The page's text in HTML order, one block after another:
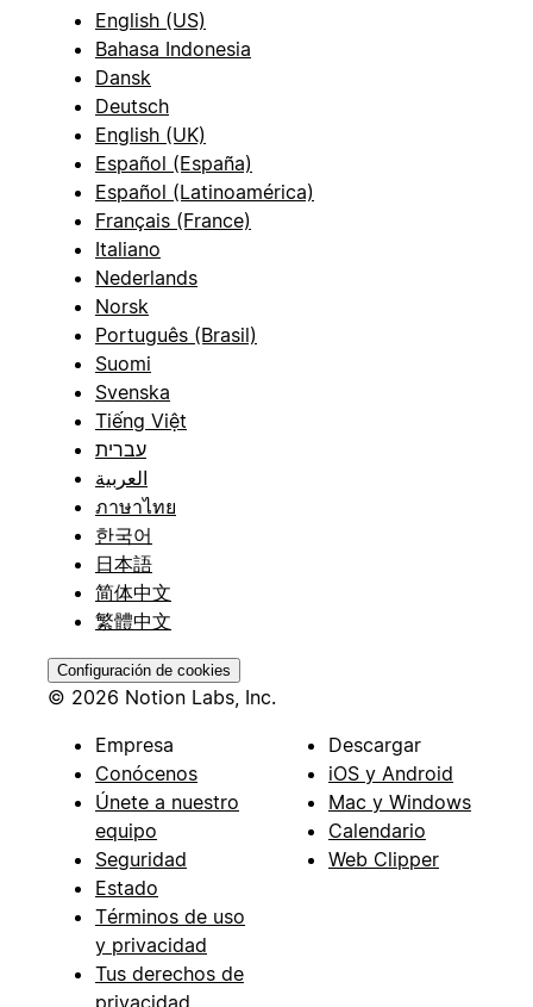
English (US)
Bahasa Indonesia
Dansk
Deutsch
English (UK)
Español (España)
Español (Latinoamérica)
Français (France)
Italiano
Nederlands
Norsk
Português (Brasil)
Suomi
Svenska
Tiếng Việt
עברית
العربية
ภาษาไทย
한국어
日本語
简体中文
繁體中文
Configuración de cookies
© 2026 Notion Labs, Inc.
Empresa
Conócenos
Únete a nuestro
equipo
Seguridad
Estado
Términos de uso
y privacidad
Tus derechos de
privacidad
Descargar
iOS y Android
Mac y Windows
Calendario
Web Clipper